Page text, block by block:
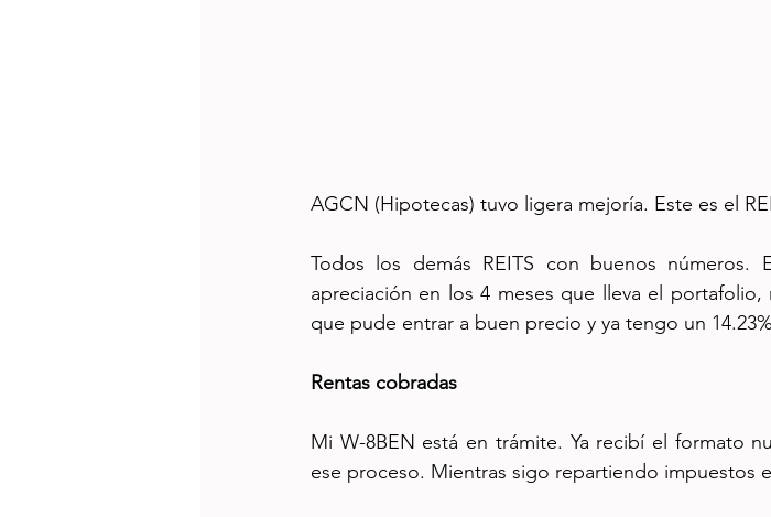
AGCN (Hipotecas) tuvo ligera mejoría. Este es el
Todos los demás REITS con buenos números.
apreciación en los 4 meses que lleva el portafolio,
que pude entrar a buen precio y ya tengo un
Rentas cobradas
Mi W-8BEN está en trámite. Ya recibí el formato
ese proceso. Mientras sigo repartiendo impuestos